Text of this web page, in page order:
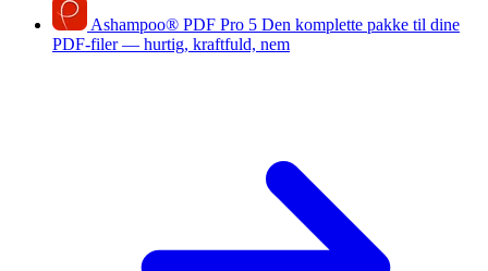
Ashampoo® PDF Pro 5 Den komplette pakke til dine
PDF-filer — hurtig, kraftfuld, nem